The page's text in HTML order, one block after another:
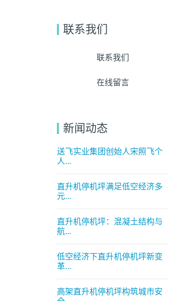
联系我们
联系我们
在线留言
新闻动态
送飞实业集团创始人宋照飞个
人...
直升机停机坪满足低空经济多
元...
直升机停机坪：混凝土结构与
航...
低空经济下直升机停机坪新变
革...
高架直升机停机坪构筑城市安